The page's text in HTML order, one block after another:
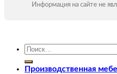
Информация на сайте не
Искать:
Производственная